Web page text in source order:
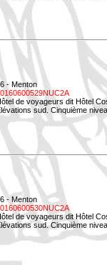
- Menton
de voyageurs dit Hôtel
sud. Cinquième
- Menton
de voyageurs dit Hôtel
sud. Cinquième